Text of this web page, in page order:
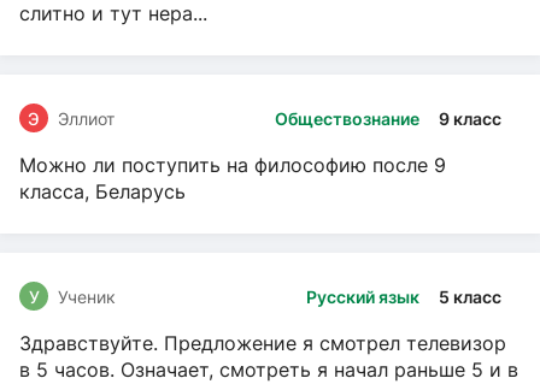
слитно и тут нера...
Обществознание 9 класс
Э Эллиот
Можно ли поступить на философию после 9
класса, Беларусь
Русский язык 5 класс
У Ученик
Здравствуйте. Предложение я смотрел телевизор
в 5 часов. Означает, смотреть я начал раньше 5 и в